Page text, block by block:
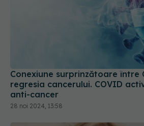
Conexiune surprinzătoare între
regresia cancerului. COVID
anti-cancer
28 noi 2024, 13:58